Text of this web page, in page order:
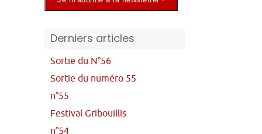
Derniers articles
Sortie du N°56
Sortie du numéro 55
n°55
Festival Gribouillis
n°54